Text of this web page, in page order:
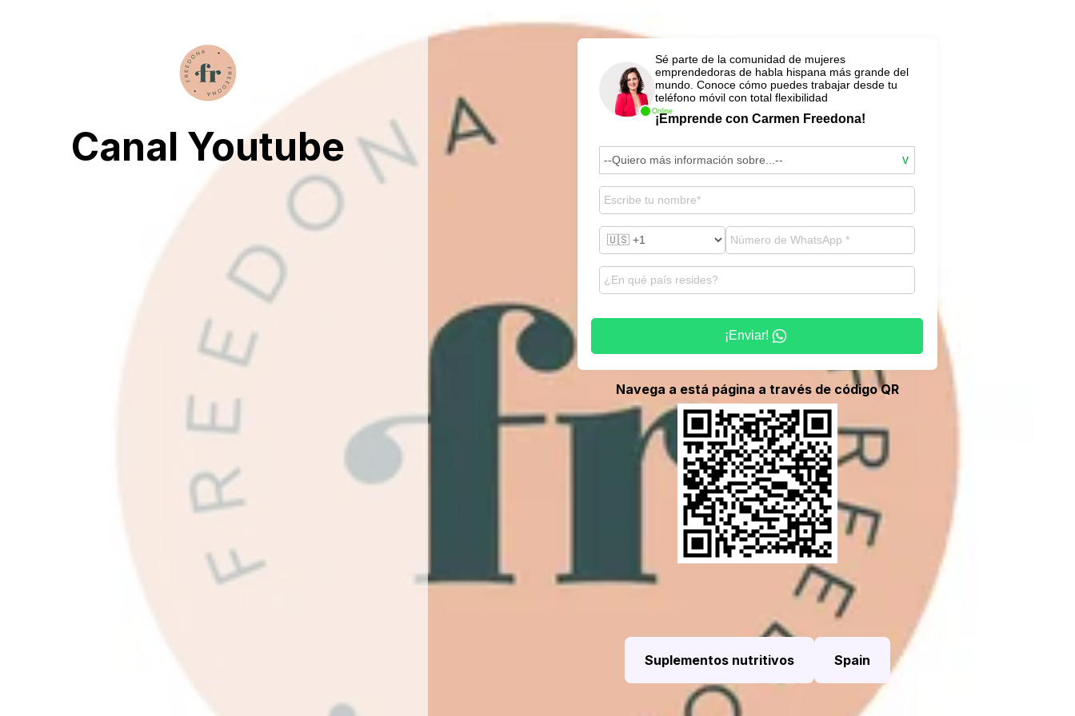
Canal Youtube
Online
Sé parte de la comunidad de mujeres
emprendedoras de habla hispana más grande del
mundo. Conoce cómo puedes trabajar desde tu
teléfono móvil con total flexibilidad
¡Emprende con Carmen Freedona!
¡Enviar!
Navega a está página a través de código QR
Suplementos nutritivos Spain